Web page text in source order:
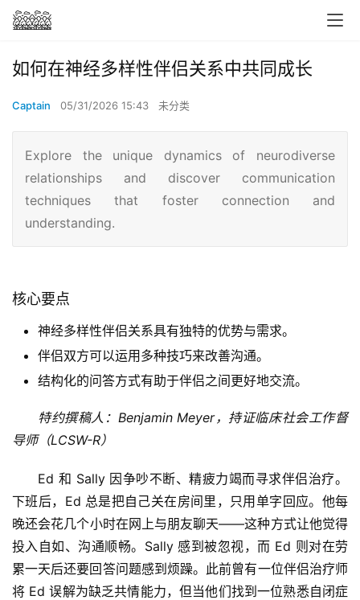
如何在神经多样性伴侣关系中共同成长
Captain 05/31/2026 15:43 未分类
Explore the unique dynamics of neurodiverse
relationships and discover communication
techniques that foster connection and
understanding.
核心要点
神经多样性伴侣关系具有独特的优势与需求。
伴侣双方可以运用多种技巧来改善沟通。
结构化的问答方式有助于伴侣之间更好地交流。
特约撰稿人：Benjamin Meyer，持证临床社会工作督
导师（LCSW-R）
Ed 和 Sally 因争吵不断、精疲力竭而寻求伴侣治疗。
下班后，Ed 总是把自己关在房间里，只用单字回应。他每
晚还会花几个小时在网上与朋友聊天——这种方式让他觉得
投入自如、沟通顺畅。Sally 感到被忽视，而 Ed 则对在劳
累一天后还要回答问题感到烦躁。此前曾有一位伴侣治疗师
将 Ed 误解为缺乏共情能力，但当他们找到一位熟悉自闭症